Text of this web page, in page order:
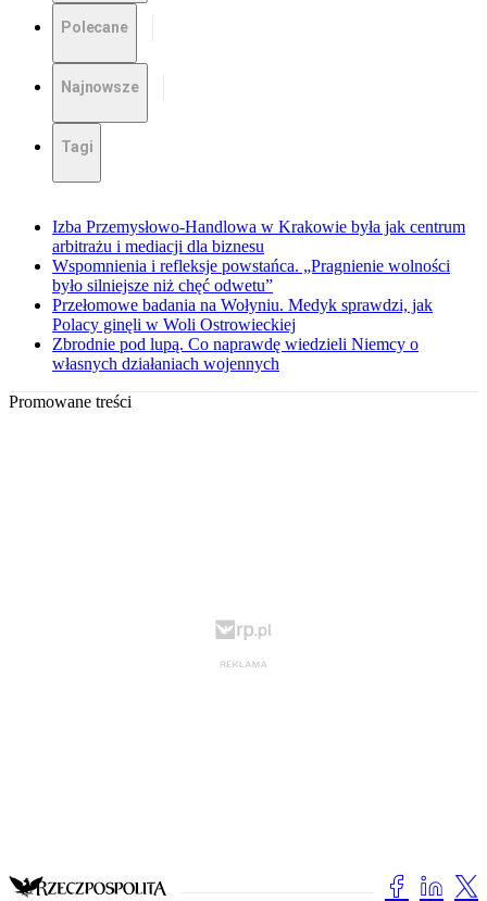
Polecane
Najnowsze
Tagi
Izba Przemysłowo-Handlowa w Krakowie była jak centrum
arbitrażu i mediacji dla biznesu
Wspomnienia i refleksje powstańca. „Pragnienie wolności
było silniejsze niż chęć odwetu”
Przełomowe badania na Wołyniu. Medyk sprawdzi, jak
Polacy ginęli w Woli Ostrowieckiej
Zbrodnie pod lupą. Co naprawdę wiedzieli Niemcy o
własnych działaniach wojennych
Promowane treści